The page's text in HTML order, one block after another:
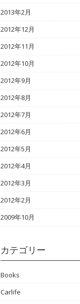
2013年2月
2012年12月
2012年11月
2012年10月
2012年9月
2012年8月
2012年7月
2012年6月
2012年5月
2012年4月
2012年3月
2012年2月
2009年10月
カテゴリー
Books
Carlife